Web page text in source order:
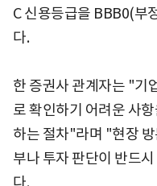
C 신용등급을 BBB0(부
다.
한 증권사 관계자는 "기
로 확인하기 어려운 사
하는 절차"라며 "현장
부나 투자 판단이 반드